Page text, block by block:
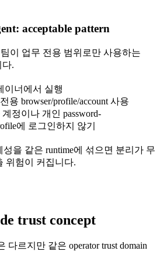
acceptable pattern
팀이 업무 전용 범위로만 사용하는
다.
이너에서 실행
용 browser/profile/account 사용
정이나 개인 password-
에 로그인하지 않기
을 같은 runtime에 섞으면 분리가 무
위험이 커집니다.
trust concept
다르지만 같은 operator trust domain